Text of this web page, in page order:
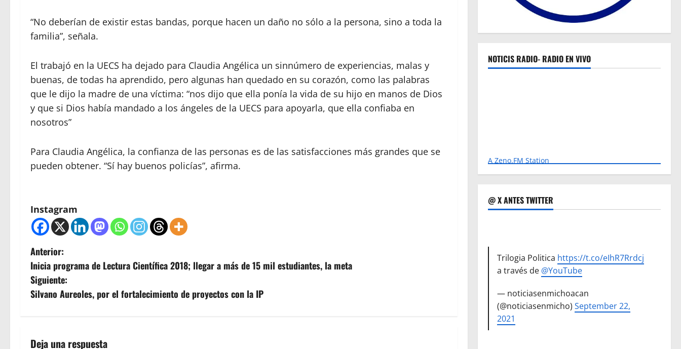
“No deberían de existir estas bandas, porque hacen un daño no sólo a la persona, sino a toda la
familia”, señala.
El trabajó en la UECS ha dejado para Claudia Angélica un sinnúmero de experiencias, malas y
buenas, de todas ha aprendido, pero algunas han quedado en su corazón, como las palabras
que le dijo la madre de una víctima: “nos dijo que ella ponía la vida de su hijo en manos de Dios
y que si Dios había mandado a los ángeles de la UECS para apoyarla, que ella confiaba en
nosotros”
Para Claudia Angélica, la confianza de las personas es de las satisfacciones más grandes que se
pueden obtener. “Sí hay buenos policías”, afirma.
Instagram
N
a
v
g
Anterior:
Inicia programa de Lectura Científica 2018; llegar a más de 15 mil estudiantes, la meta
Siguiente:
Silvano Aureoles, por el fortalecimiento de proyectos con la IP
Deja una respuesta
NOTICIS RADIO- RADIO EN VIVO
A Zeno.FM Station
@ X ANTES TWITTER
Trilogia Politica https://t.co/eIhR7Rrdcj
a través de @YouTube
— noticiasenmichoacan
(@noticiasenmicho)September 22,
2021